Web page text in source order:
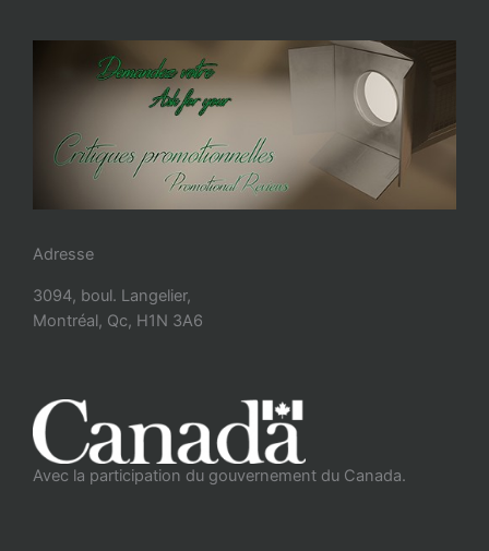
Adresse
3094, boul. Langelier,
Montréal, Qc, H1N 3A6
Avec la participation du gouvernement du Canada.